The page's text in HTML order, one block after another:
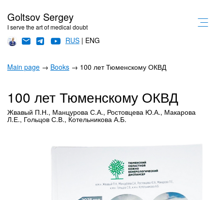
Goltsov Sergey
I serve the art of medical doubt
RUS | ENG
Main page → Books → 100 лет Тюменскому ОКВД
100 лет Тюменскому ОКВД
Жвавый П.Н., Манцурова С.А., Ростовцева Ю.А., Макарова
Л.Е., Гольцов С.В., Котельникова А.Б.